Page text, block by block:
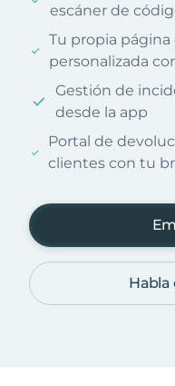
escáner de
Tu propia
personalizada
Gestión de
desde la app
Portal de
clientes con tu
Habla